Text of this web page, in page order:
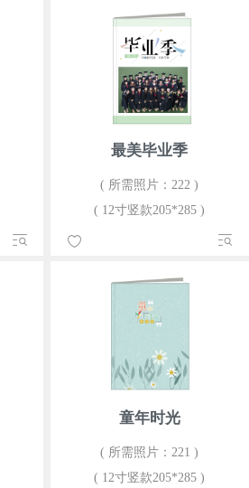
最美毕业季
( 所需照片：222 )
( 12寸竖款205*285 )
童年时光
( 所需照片：221 )
( 12寸竖款205*285 )